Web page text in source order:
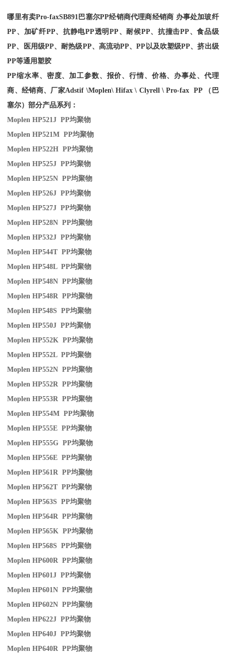
哪里有卖Pro-faxSB891 巴塞尔PP经销商代理商经销商 办事处加玻纤
PP、加矿纤PP、抗静电PP透明PP、耐候PP、抗撞击PP、食品级
PP、医用级PP、耐热级PP、高流动PP、PP以及吹塑级PP、挤出级
PP等通用塑胶
PP缩水率、密度、加工参数、报价、行情、价格、办事处、代理
商、经销商、厂家Adstif \Moplen\ Hifax \ Clyrell \ Pro-fax PP （巴
塞尔）部分产品系列：
Moplen HP521J PP均聚物
Moplen HP521M PP均聚物
Moplen HP522H PP均聚物
Moplen HP525J PP均聚物
Moplen HP525N PP均聚物
Moplen HP526J PP均聚物
Moplen HP527J PP均聚物
Moplen HP528N PP均聚物
Moplen HP532J PP均聚物
Moplen HP544T PP均聚物
Moplen HP548L PP均聚物
Moplen HP548N PP均聚物
Moplen HP548R PP均聚物
Moplen HP548S PP均聚物
Moplen HP550J PP均聚物
Moplen HP552K PP均聚物
Moplen HP552L PP均聚物
Moplen HP552N PP均聚物
Moplen HP552R PP均聚物
Moplen HP553R PP均聚物
Moplen HP554M PP均聚物
Moplen HP555E PP均聚物
Moplen HP555G PP均聚物
Moplen HP556E PP均聚物
Moplen HP561R PP均聚物
Moplen HP562T PP均聚物
Moplen HP563S PP均聚物
Moplen HP564R PP均聚物
Moplen HP565K PP均聚物
Moplen HP568S PP均聚物
Moplen HP600R PP均聚物
Moplen HP601J PP均聚物
Moplen HP601N PP均聚物
Moplen HP602N PP均聚物
Moplen HP622J PP均聚物
Moplen HP640J PP均聚物
Moplen HP640R PP均聚物